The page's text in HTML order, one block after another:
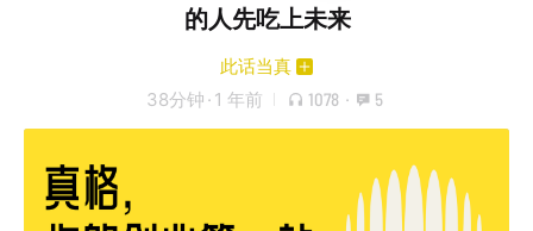
的人先吃上未来
此话当真
38分钟 · 1 年前 1078 · 5